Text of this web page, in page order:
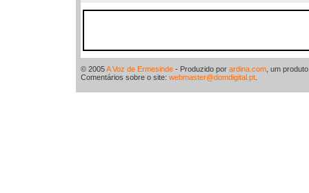
© 2005A Voz de Ermesinde - Produzido por ardina.com , um
Comentários sobre o site: webmaster@domdigital.pt